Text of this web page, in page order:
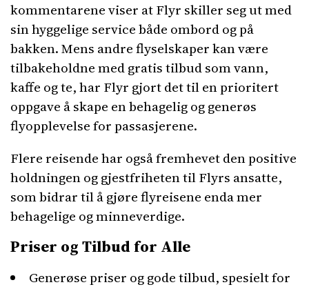
kommentarene viser at Flyr skiller seg ut med
sin hyggelige service både ombord og på
bakken. Mens andre flyselskaper kan være
tilbakeholdne med gratis tilbud som vann,
kaffe og te, har Flyr gjort det til en prioritert
oppgave å skape en behagelig og generøs
flyopplevelse for passasjerene.
Flere reisende har også fremhevet den positive
holdningen og gjestfriheten til Flyrs ansatte,
som bidrar til å gjøre flyreisene enda mer
behagelige og minneverdige.
Priser og Tilbud for Alle
Generøse priser og gode tilbud, spesielt for